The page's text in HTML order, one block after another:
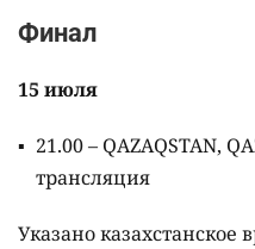
Финал
15 июля
21.00 – QAZAQSTAN,
трансляция
Указано казахстанское